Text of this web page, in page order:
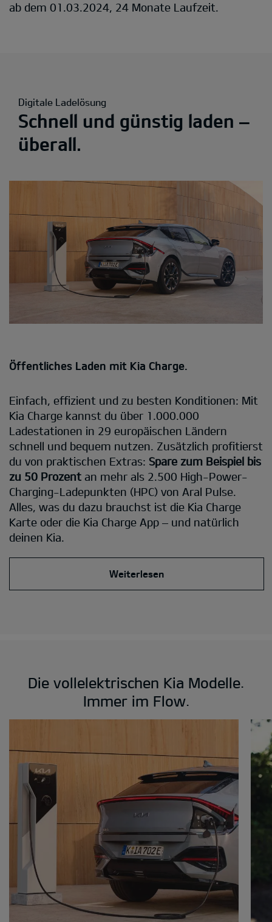
ab dem 01.03.2024, 24 Monate Laufzeit.
Digitale Ladelösung
Schnell und günstig laden –
überall.
Öffentliches Laden mit Kia Charge.
Einfach, effizient und zu besten Konditionen: Mit
Kia Charge kannst du über 1.000.000
Ladestationen in 29 europäischen Ländern
schnell und bequem nutzen. Zusätzlich profitierst
du von praktischen Extras: Spare zum Beispiel bis
zu 50 Prozent an mehr als 2.500 High-Power-
Charging-Ladepunkten (HPC) von Aral Pulse.
Alles, was du dazu brauchst ist die Kia Charge
Karte oder die Kia Charge App – und natürlich
deinen Kia.
Weiterlesen